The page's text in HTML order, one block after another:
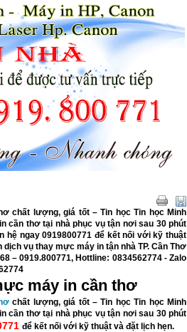
chất lượng, giá tốt – Tin học Tin học Minh
cần thơ tại nhà phục vụ tận nơi sau 30 phút
hệ ngay 0919800771 để kết nối với kỹ thuật
dịch vụ thay mực máy in tận nhà TP. Cần Thơ
– 0919.800771, Hottline: 0834562774 - Zalo
máy in cần thơ
chất lượng, giá tốt – Tin học Tin học Minh
cần thơ tại nhà phục vụ tận nơi sau 30 phút
để kết nối với kỹ thuật và đặt lịch hẹn.